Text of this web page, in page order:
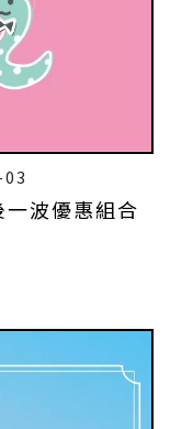
波優惠組合